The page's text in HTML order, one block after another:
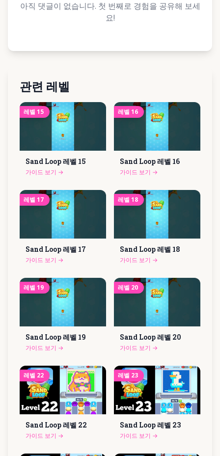
아직 댓글이 없습니다. 첫 번째로 경험을 공유해 보세
요!
관련 레벨
레벨 15
Sand Loop 레벨 15
가이드 보기 →
레벨 16
Sand Loop 레벨 16
가이드 보기 →
레벨 17
Sand Loop 레벨 17
가이드 보기 →
레벨 18
Sand Loop 레벨 18
가이드 보기 →
레벨 19
Sand Loop 레벨 19
가이드 보기 →
레벨 20
Sand Loop 레벨 20
가이드 보기 →
레벨 22
Sand Loop 레벨 22
가이드 보기 →
레벨 23
Sand Loop 레벨 23
가이드 보기 →